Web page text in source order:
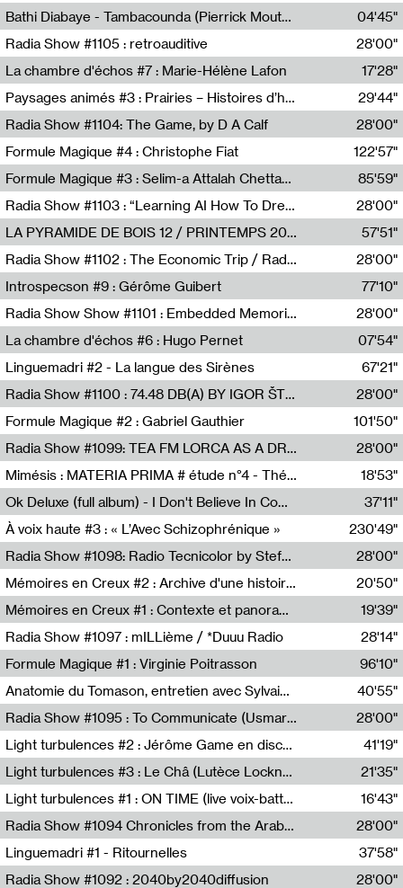
Théo Robine-Langlois,LD Beat
Bathi Diabaye - Tambacounda (Pierrick Mouton)
Pierrick Mouton,Bathi Diabaye
04'45"
Radia Show #1105 : retroauditive
Soundart Radio
28'00"
La chambre d'échos #7 : Marie-Hélène Lafon
Revue Les Chambres,Marie-Hélène Lafon
17'28"
Paysages animés #3 : Prairies – Histoires d’herbes et d’humains
Anne Simon
29'44"
Radia Show #1104: The Game, by D A Calf
Radio One NZ
28'00"
Formule Magique #4 : Christophe Fiat
Nathalie Lacroix
122'57"
Formule Magique #3 : Selim-a Attalah Chettaoui
Nathalie Lacroix,Selim-a Attalah Chettaoui
85'59"
Radia Show #1103 : “Learning AI How To Dream” by Sebastian Dingens (Radio Campus Bruxelles)
Radio Campus Bruxelles
28'00"
LA PYRAMIDE DE BOIS 12 / PRINTEMPS 2026
Sammy Stein
57'51"
Radia Show #1102 : The Economic Trip / Radio Grenouille
Radio Grenouille
28'00"
Introspecson #9 : Gérôme Guibert
Pierre Henry,Gérôme Guibert
77'10"
Radia Show Show #1101 : Embedded Memories by Jimmy Peggie / radioart106
Jimmy Peggie,radioart106
28'00"
La chambre d'échos #6 : Hugo Pernet
Revue Les Chambres,Hugo Pernet
07'54"
Linguemadri #2 - La langue des Sirènes
Meris Angioletti
67'21"
Radia Show #1100 : 74.48 DB(A) BY IGOR ŠTROMAJER FOR RADIO X
radio x
28'00"
Formule Magique #2 : Gabriel Gauthier
Nathalie Lacroix,Gabriel Gauthier
101'50"
Radia Show #1099: TEA FM LORCA AS A DREAM
TEAFM
28'00"
Mimésis : MATERIA PRIMA # étude n°4 - Théâtre de l’Aquarium
Francesco Russo,Scuola della Crisi
18'53"
Ok Deluxe (full album) - I Don't Believe In Computing
37'11"
À voix haute #3 : « L’Avec Schizophrénique »
230'49"
Radia Show #1098: Radio Tecnicolor by Stefan Nussbaumer & Georg Zichy (Radio Orange 94.0)
Radio Orange 94.0
28'00"
Mémoires en Creux #2 : Archive d'une histoire artistique
Sophie Auger-Grappin
20'50"
Mémoires en Creux #1 : Contexte et panorama
Sophie Auger-Grappin
19'39"
Radia Show #1097 : mILLième / *Duuu Radio
28'14"
Formule Magique #1 : Virginie Poitrasson
Nathalie Lacroix,Virginie Poitrasson
96'10"
Anatomie du Tomason, entretien avec Sylvain Cardonnel
Loraine Baud,Sylvain Cardonnel
40'55"
Radia Show #1095 : To Communicate (Usmaradio)
Usmaradio
28'00"
Light turbulences #2 : Jérôme Game en discussion avec Thomas Corlin
41'19"
Light turbulences #3 : Le Châ (Lutèce Lockness)
Lutèce Lockness
21'35"
Light turbulences #1 : ON TIME (live voix-batterie) avec Jérôme Game & Jean-Michel Espitallier
Jérôme Game,Jean-Michel Espitallier
16'43"
Radia Show #1094 Chronicles from the Arab Cold War by Ghazi Barakat
Reboot.fm
28'00"
Linguemadri #1 - Ritournelles
Meris Angioletti
37'58"
Radia Show #1092 : 2040by2040diffusion
28'00"